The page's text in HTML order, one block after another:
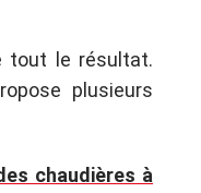
tout le résultat.
plusieurs
chaudières à